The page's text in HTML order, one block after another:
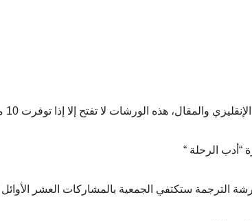
والمقال، هذه الورشات لا تفتح إلا إذا توفرت 10 مشاركات فأكثر
“أدب الرحلة “
الترجمة ستكتفي الجمعية بالمشاركات العشر الأوائل